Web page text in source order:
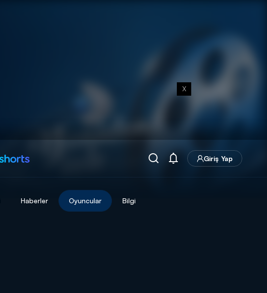
X
Giriş Yap
Haberler Oyuncular Bilgi